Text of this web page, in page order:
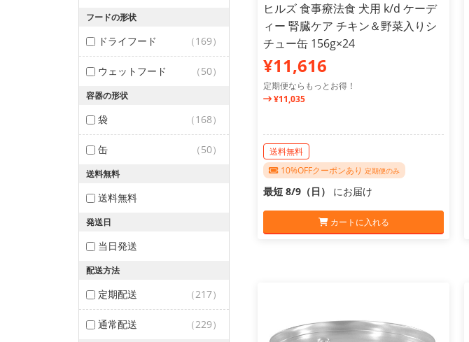
フードの形状
ドライフード （169）
ウェットフード （50）
容器の形状
袋 （168）
缶 （50）
送料無料
送料無料
発送日
当日発送
配送方法
定期配送 （217）
通常配送 （229）
ヒルズ 食事療法食 犬用 k/d ケーデ
ィー 腎臓ケア チキン＆野菜入りシ
チュー缶 156g×24
¥11,616
定期便ならもっとお得！
¥11,035
送料無料
10%OFFクーポンあり 定期便のみ
最短 8/9（日） にお届け
カートに入れる